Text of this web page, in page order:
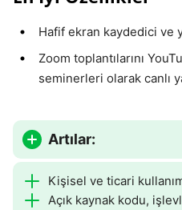
Hafif ekran kaydedici ve
Zoom toplantılarını
seminerleri olarak canlı
Artılar:
Kişisel ve ticari
Açık kaynak kodu,